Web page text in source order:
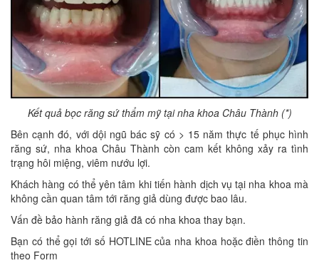
Kết quả bọc răng sứ thẩm mỹ tại nha khoa Châu Thành (*)
Bên cạnh đó, với dội ngũ bác sỹ có > 15 năm thực tế phục hình
răng sứ, nha khoa Châu Thành còn cam kết không xảy ra tình
trạng hôi miệng, viêm nướu lợi.
Khách hàng có thể yên tâm khi tiến hành dịch vụ tại nha khoa mà
không cần quan tâm tới răng giả dùng được bao lâu.
Vấn đề bảo hành răng giả đã có nha khoa thay bạn.
Bạn có thể gọi tới số HOTLINE của nha khoa hoặc điền thông tin
theo Form